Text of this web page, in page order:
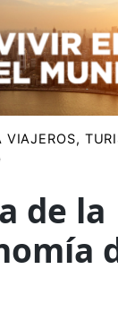
VIAJEROS,
de la